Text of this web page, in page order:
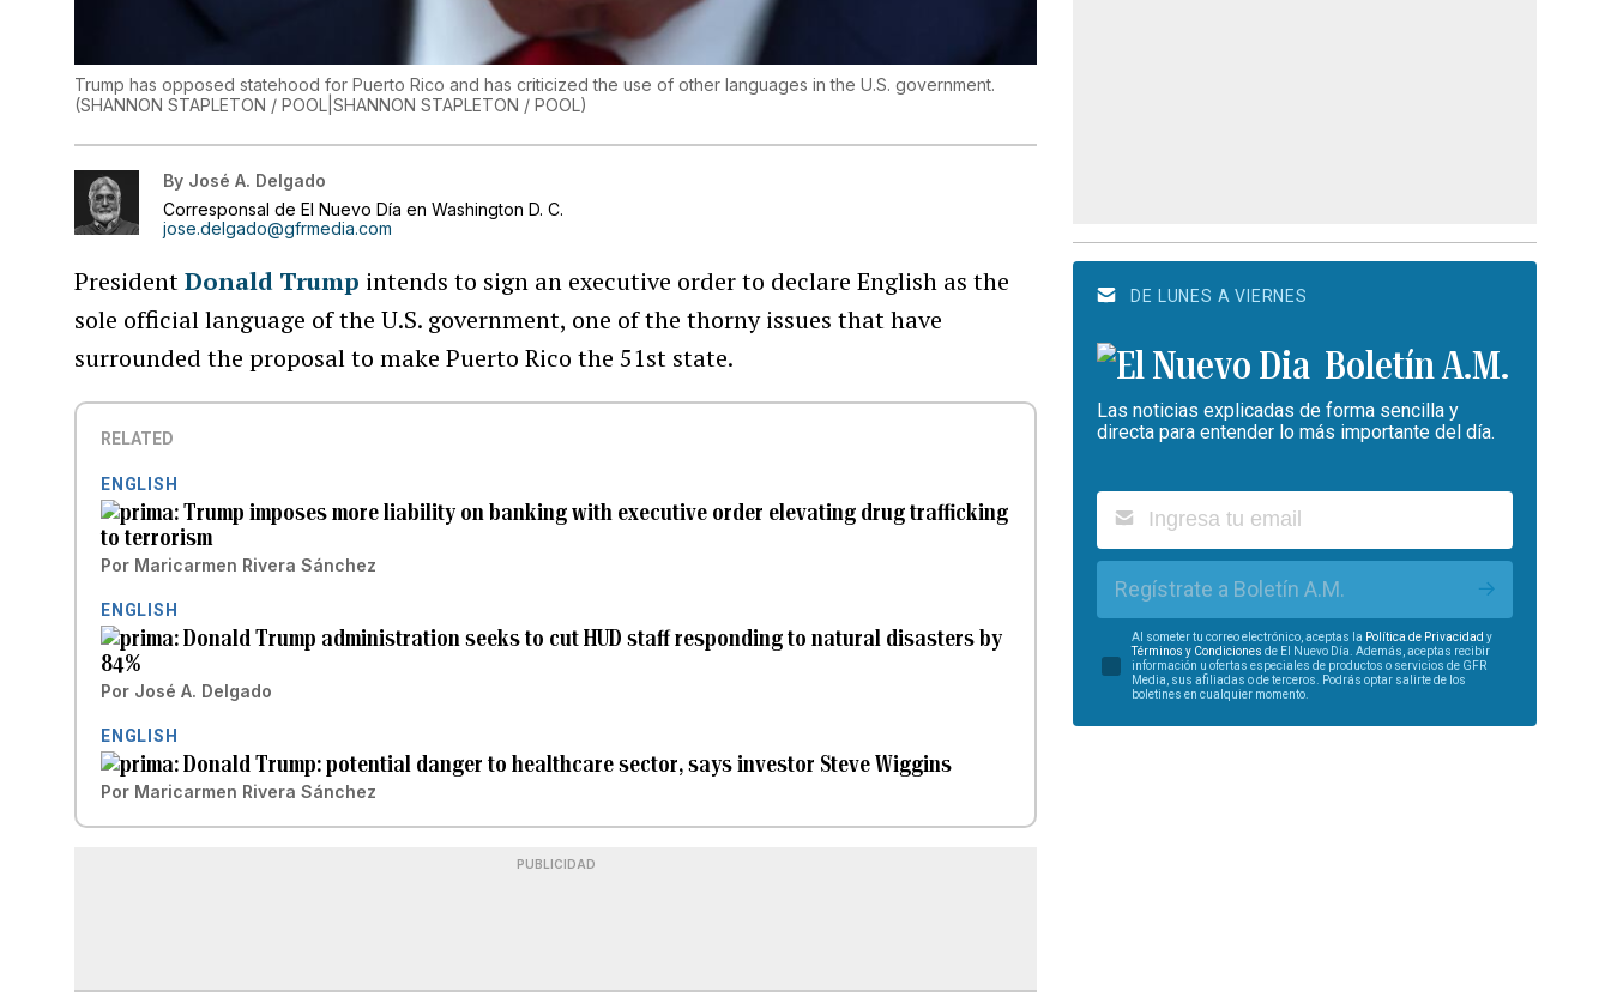
Trump has opposed statehood for Puerto Rico and has criticized the use of other languages in the U.S. government.
(SHANNON STAPLETON / POOL|SHANNON STAPLETON / POOL)
By José A. Delgado
Corresponsal de El Nuevo Día en Washington D. C.
jose.delgado@gfrmedia.com
PresidentDonald Trump intends to sign an executive order to declare English as the
sole official language of the U.S. government, one of the thorny issues that have
surrounded the proposal to make Puerto Rico the 51st state.
RELATED
ENGLISH
Trump imposes more liability on banking with executive order elevating drug trafficking
to terrorism
Por Maricarmen Rivera Sánchez
ENGLISH
Donald Trump administration seeks to cut HUD staff responding to natural disasters by
84%
Por José A. Delgado
ENGLISH
Donald Trump: potential danger to healthcare sector, says investor Steve Wiggins
Por Maricarmen Rivera Sánchez
PUBLICIDAD
DE LUNES A VIERNES
Boletín A.M.
Las noticias explicadas de forma sencilla y
directa para entender lo más importante del día.
Regístrate a Boletín A.M.
Al someter tu correo electrónico, aceptas la Política de Privacidad y
Términos y Condiciones de El Nuevo Día. Además, aceptas recibir
información u ofertas especiales de productos o servicios de GFR
Media, sus afiliadas o de terceros. Podrás optar salirte de los
boletines en cualquier momento.